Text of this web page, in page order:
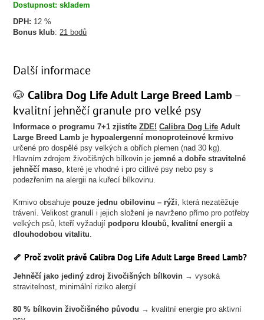
Dostupnost: skladem
DPH: 12 %
Bonus klub:21 bodů
Další informace
🐶Calibra Dog Life Adult Large Breed Lamb –
kvalitní jehněčí granule pro velké psy
Informace o programu 7+1 zjistíteZDE! Calibra Dog Life Adult
Large Breed Lamb je hypoalergenní monoproteinové krmivo
určené pro dospělé psy velkých a obřích plemen (nad 30 kg).
Hlavním zdrojem živočišných bílkovin je jemné a dobře stravitelné
jehněčí maso, které je vhodné i pro citlivé psy nebo psy s
podezřením na alergii na kuřecí bílkovinu.
Krmivo obsahujepouze jednu obilovinu – rýži, která nezatěžuje
trávení. Velikost granulí i jejich složení je navrženo přímo pro potřeby
velkých psů, kteří vyžadujípodporu kloubů, kvalitní energii a
dlouhodobou vitalitu.
🦴Proč zvolit právě Calibra Dog Life Adult Large Breed Lamb?
Jehněčí jako jediný zdroj živočišných bílkovin → vysoká
stravitelnost, minimální riziko alergií
80 % bílkovin živočišného původu → kvalitní energie pro aktivní